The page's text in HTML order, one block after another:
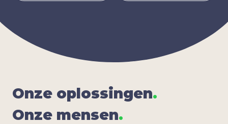
Onze oplos­sin­gen.
Onze men­sen.